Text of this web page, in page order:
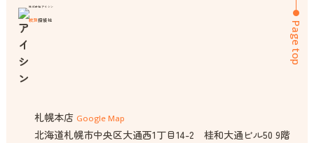
Page top
株式会社アイシン
紋別探偵社
札幌本店 Google Map
北海道札幌市中央区大通西1丁目14-2 桂和大通ビル50 9階